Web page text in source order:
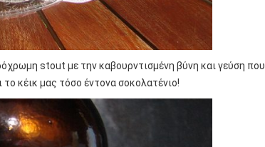
stout με την καβουρντισμένη βύνη και γεύση που
κέικ μας τόσο έντονα σοκολατένιο!